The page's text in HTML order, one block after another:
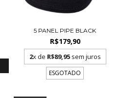
5 PANEL PIPE BLACK
R$179,90
2x de R$89,95sem juros
ESGOTADO